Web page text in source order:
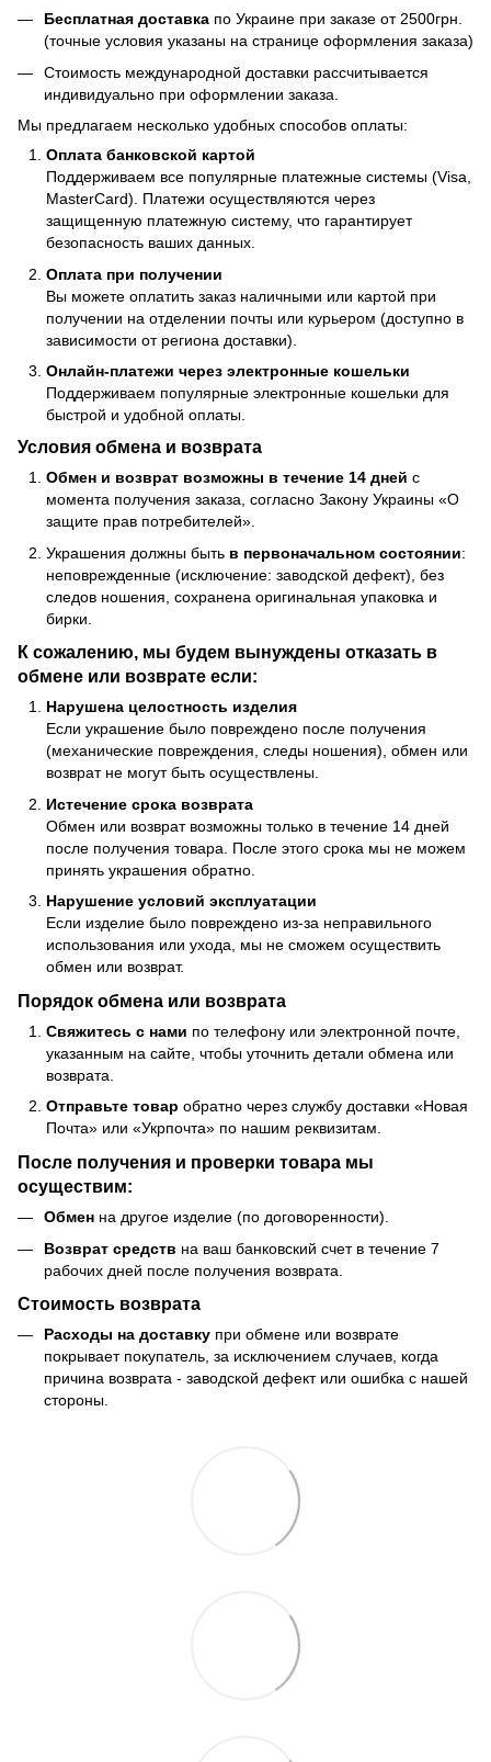
Бесплатная доставка по Украине при заказе от 2500грн.
(точные условия указаны на странице оформления заказа)
Стоимость международной доставки рассчитывается
индивидуально при оформлении заказа.
Мы предлагаем несколько удобных способов оплаты:
Оплата банковской картой
Поддерживаем все популярные платежные системы (Visa,
MasterCard). Платежи осуществляются через
защищенную платежную систему, что гарантирует
безопасность ваших данных.
Оплата при получении
Вы можете оплатить заказ наличными или картой при
получении на отделении почты или курьером (доступно в
зависимости от региона доставки).
Онлайн-платежи через электронные кошельки
Поддерживаем популярные электронные кошельки для
быстрой и удобной оплаты.
Условия обмена и возврата
Обмен и возврат возможны в течение 14 дней с
момента получения заказа, согласно Закону Украины «О
защите прав потребителей».
Украшения должны быть в первоначальном состоянии:
неповрежденные (исключение: заводской дефект), без
следов ношения, сохранена оригинальная упаковка и
бирки.
К сожалению, мы будем вынуждены отказать в
обмене или возврате если:
Нарушена целостность изделия
Если украшение было повреждено после получения
(механические повреждения, следы ношения), обмен или
возврат не могут быть осуществлены.
Истечение срока возврата
Обмен или возврат возможны только в течение 14 дней
после получения товара. После этого срока мы не можем
принять украшения обратно.
Нарушение условий эксплуатации
Если изделие было повреждено из-за неправильного
использования или ухода, мы не сможем осуществить
обмен или возврат.
Порядок обмена или возврата
Свяжитесь с нами по телефону или электронной почте,
указанным на сайте, чтобы уточнить детали обмена или
возврата.
Отправьте товар обратно через службу доставки «Новая
Почта» или «Укрпочта» по нашим реквизитам.
После получения и проверки товара мы
осуществим:
Обмен на другое изделие (по договоренности).
Возврат средств на ваш банковский счет в течение 7
рабочих дней после получения возврата.
Стоимость возврата
Расходы на доставку при обмене или возврате
покрывает покупатель, за исключением случаев, когда
причина возврата - заводской дефект или ошибка с нашей
стороны.